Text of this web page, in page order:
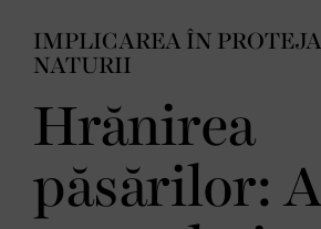
IMPLICAREA ÎN
NATURII
Hrănirea
păsărilor: